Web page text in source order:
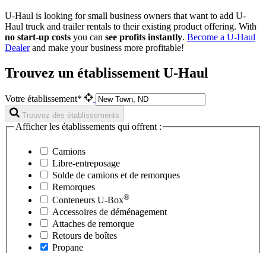
U-Haul is looking for small business owners that want to add U-
Haul truck and trailer rentals to their existing product offering. With
no start-up costs you can see profits instantly. Become a U-Haul
Dealerand make your business more profitable!
Trouvez un établissement U-Haul
Votre établissement*
Trouvez des établissements
Afficher les établissements qui offrent :
Camions
Libre-entreposage
Solde de camions et de remorques
Remorques
Conteneurs U-Box®
Accessoires de déménagement
Attaches de remorque
Retours de boîtes
Propane